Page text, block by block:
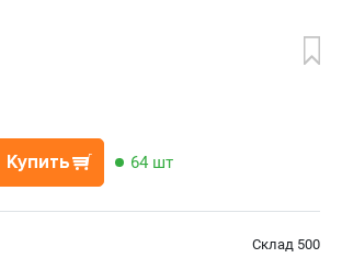
Купить 64 шт
Склад 500